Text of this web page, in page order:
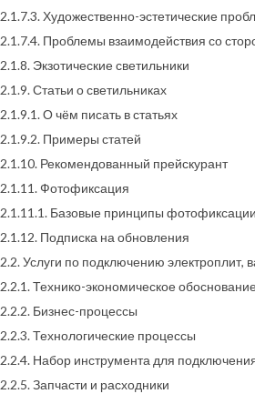
2.1.7.3. Художественно-эстетические
2.1.7.4. Проблемы взаимодействия со
2.1.8. Экзотические светильники
2.1.9. Статьи о светильниках
2.1.9.1. О чём писать в статьях
2.1.9.2. Примеры статей
2.1.10. Рекомендованный прейскурант
2.1.11. Фотофиксация
2.1.11.1. Базовые принципы
2.1.12. Подписка на обновления
2.2. Услуги по подключению
2.2.1. Технико-экономическое обоснование
2.2.2. Бизнес-процессы
2.2.3. Технологические процессы
2.2.4. Набор инструмента для
2.2.5. Запчасти и расходники